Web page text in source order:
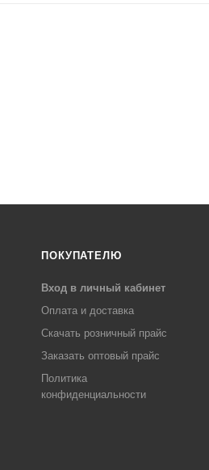
ПОКУПАТЕЛЮ
Вход в личный кабинет
Оплата и доставка
Скачать розничный прайс
Заказать оптовый прайс
Политика
конфиденциальности